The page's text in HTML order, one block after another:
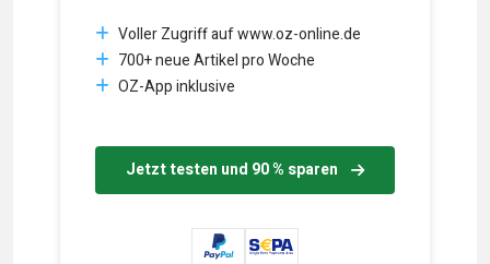
Voller Zugriff auf www.oz-online.de
700+ neue Artikel pro Woche
OZ-App inklusive
Jetzt testen und 90 % sparen